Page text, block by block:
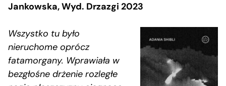
Jankowska, Wyd. Drzazgi 2023
Wszystko tu było
nieruchome oprócz
fatamorgany. Wprawiała w
bezgłośne drżenie rozległe